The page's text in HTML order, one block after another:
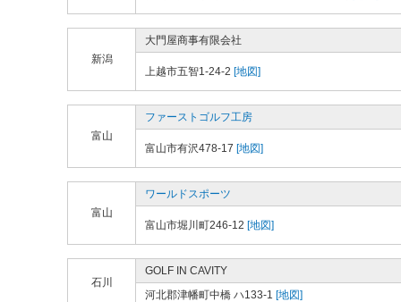
新潟
大門屋商事有限会社
上越市五智1-24-2 [地図]
富山
ファーストゴルフ工房
富山市有沢478-17 [地図]
富山
ワールドスポーツ
富山市堀川町246-12 [地図]
石川
GOLF IN CAVITY
河北郡津幡町中橋 ハ133-1 [地図]